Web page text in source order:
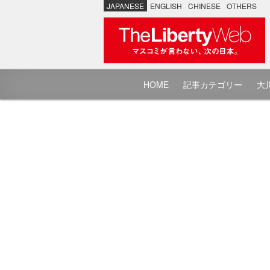
JAPANESE ENGLISH CHINESE OTHERS
HOME 記事カテゴリー 大